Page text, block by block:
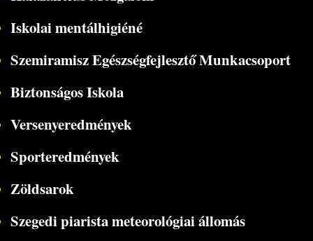
Iskolai mentálhigiéné
Szemiramisz Egészségfejlesztő Munkacsoport
Biztonságos Iskola
Versenyeredmények
Sporteredmények
Zöldsarok
Szegedi piarista meteorológiai állomás